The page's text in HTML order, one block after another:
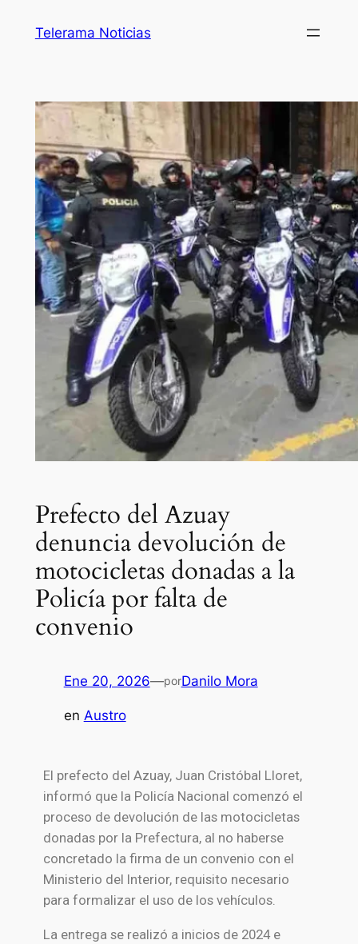
Telerama Noticias
Prefecto del Azuay
denuncia devolución de
motocicletas donadas a la
Policía por falta de
convenio
Ene 20, 2026—porDanilo Mora
en Austro
El prefecto del Azuay, Juan Cristóbal Lloret,
informó que la Policía Nacional comenzó el
proceso de devolución de las motocicletas
donadas por la Prefectura, al no haberse
concretado la firma de un convenio con el
Ministerio del Interior, requisito necesario
para formalizar el uso de los vehículos.
La entrega se realizó a inicios de 2024 e